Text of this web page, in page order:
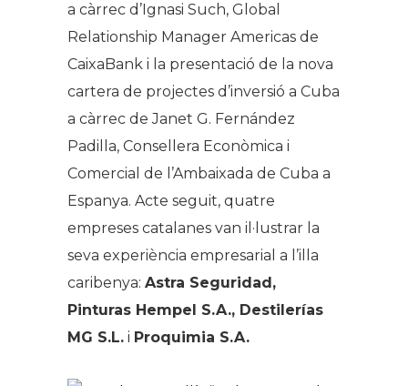
a càrrec d’Ignasi Such, Global
Relationship Manager Americas de
CaixaBank i la presentació de la nova
cartera de projectes d’inversió a Cuba
a càrrec de Janet G. Fernández
Padilla, Consellera Econòmica i
Comercial de l’Ambaixada de Cuba a
Espanya. Acte seguit, quatre
empreses catalanes van il·lustrar la
seva experiència empresarial a l’illa
caribenya: Astra Seguridad,
Pinturas Hempel S.A., Destilerías
MG S.L. i Proquimia S.A.